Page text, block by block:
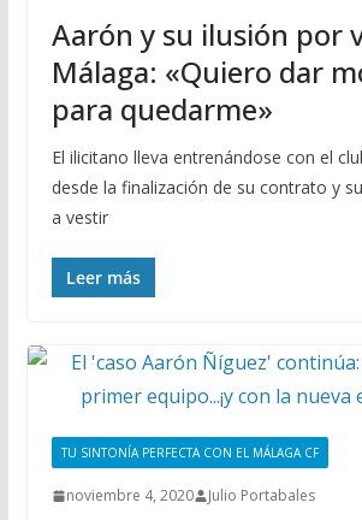
Aarón y su ilusión por
Málaga: «Quiero dar
para quedarme»
El ilicitano lleva entrenándose con el
desde la finalización de su contrato y
a vestir
Leer más
TU SINTONÍA PERFECTA CON EL MÁLAGA CF
noviembre 4, 2020 Julio Portabales